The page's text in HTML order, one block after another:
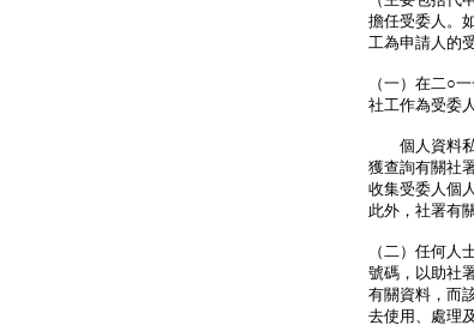
擔任受委人。
工為申請人的
（一）在二○
社工作為受委
個人資料私
獲查詢有關社
收集受委人個
此外，社署有
（二）任何
號碼，以助社
有關資料，而
去使用、處理